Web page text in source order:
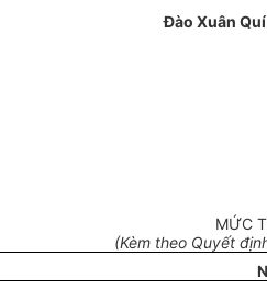
Đào Xuân Quí
MỨC
(Kèm theo Quyết